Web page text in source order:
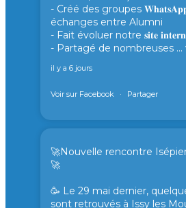
- Créé des groupes
échanges entre Alumni
- Fait évoluer notre 𝐬𝐢𝐭𝐞
- Partagé de nombreuses ...
il y a 6 jours
Voir sur Facebook · Partager
🚀Nouvelle rencontre
🚀
🥳 Le 29 mai dernier,
sont retrouvés à Issy les